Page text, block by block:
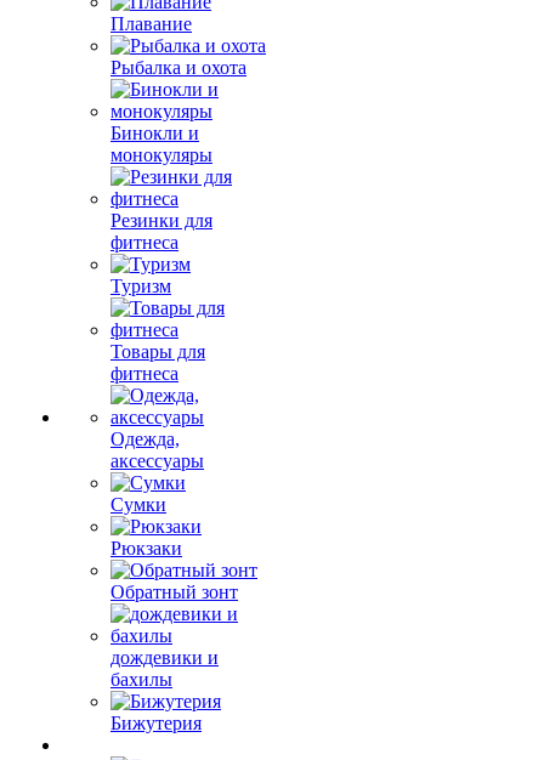
Плавание
Рыбалка и охота
Бинокли и
монокуляры
Резинки для
фитнеса
Туризм
Товары для
фитнеса
Одежда,
аксессуары
Сумки
Рюкзаки
Обратный зонт
дождевики и
бахилы
Бижутерия